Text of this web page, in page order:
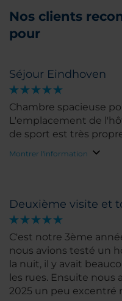
Nos clients
pour
Séjour Eindhoven
Chambre spacieuse
L'emplacement de
de sport est très
Montrer l'information
Deuxième visite et
C'est notre 3ème
nous avions testé un
la nuit, il y avait
les rues. Ensuite
2025 un peu excentré